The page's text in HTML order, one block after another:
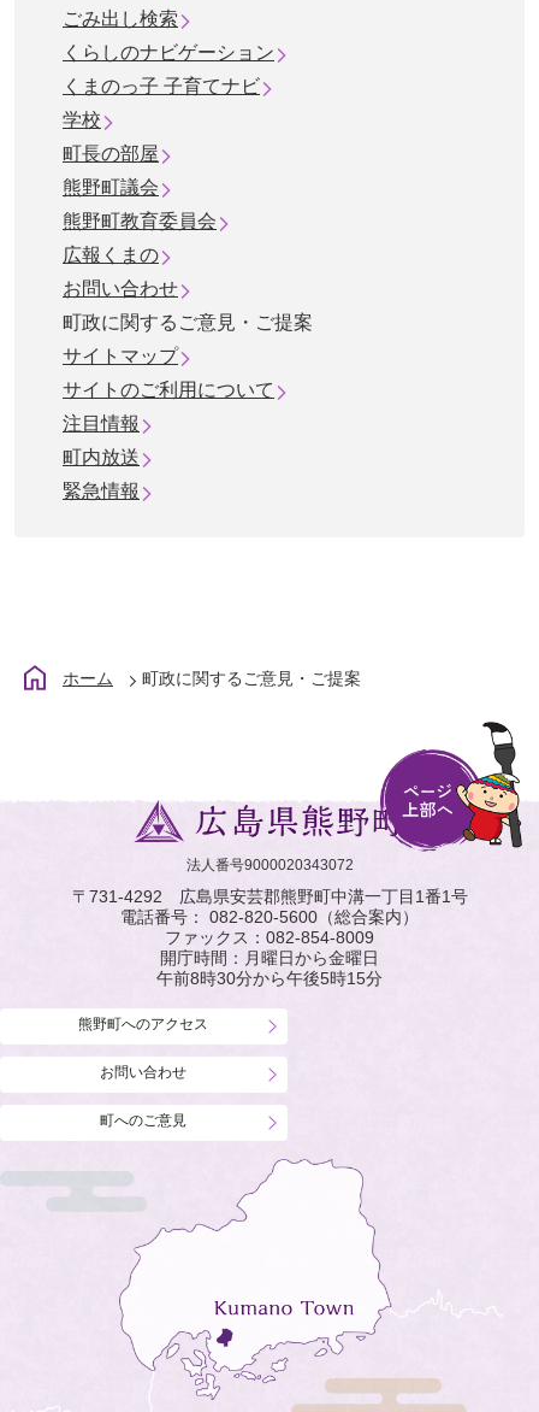
ごみ出し検索
くらしのナビゲーション
くまのっ子 子育てナビ
学校
町長の部屋
熊野町議会
熊野町教育委員会
広報くまの
お問い合わせ
町政に関するご意見・ご提案
サイトマップ
サイトのご利用について
注目情報
町内放送
緊急情報
ホーム 町政に関するご意見・ご提案
法人番号9000020343072
〒731-4292 広島県安芸郡熊野町中溝一丁目1番1号
電話番号： 082-820-5600 （総合案内）
ファックス： 082-854-8009
開庁時間：月曜日から金曜日
午前8時30分から午後5時15分
熊野町へのアクセス
お問い合わせ
町へのご意見